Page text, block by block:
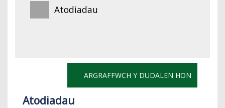
Atodiadau
ARGRAFFWCH Y DUDALEN HON
Atodiadau